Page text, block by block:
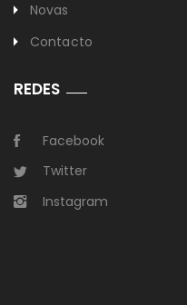
Novas
Contacto
REDES
Facebook
Twitter
Instagram